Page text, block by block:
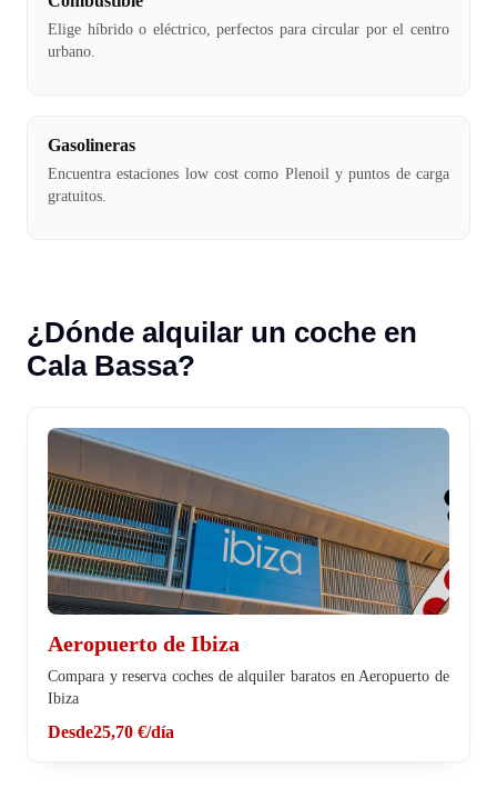
Elige híbrido o eléctrico, perfectos para circular por el centro
urbano.
Gasolineras
Encuentra estaciones low cost como Plenoil y puntos de carga
gratuitos.
¿Dónde alquilar un coche en
Cala Bassa?
Aeropuerto de Ibiza
Compara y reserva coches de alquiler baratos en Aeropuerto de
Ibiza
Desde25,70 €/día